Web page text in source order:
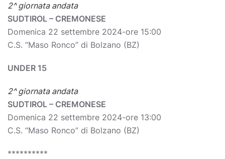
2^ giornata andata
SUDTIROL – CREMONESE
Domenica 22 settembre 2024-ore 15:00
C.S. “Maso Ronco” di Bolzano (BZ)
UNDER 15
2^ giornata andata
SUDTIROL – CREMONESE
Domenica 22 settembre 2024-ore 13:00
C.S. “Maso Ronco” di Bolzano (BZ)
**********